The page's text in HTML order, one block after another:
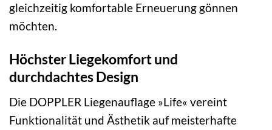
gleichzeitig komfortable Erneuerung gönnen
möchten.
Höchster Liegekomfort und
durchdachtes Design
Die DOPPLER Liegenauflage »Life« vereint
Funktionalität und Ästhetik auf meisterhafte